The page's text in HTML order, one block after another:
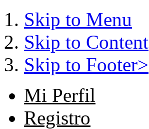
Skip to Menu
Skip to Content
Skip to Footer>
Mi Perfil
Registro